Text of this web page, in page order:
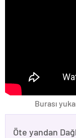
Burası
Öte yandan